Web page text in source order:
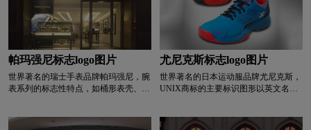
M字母酒店logo设计 奶logo设计
牛奶logo设计 奶茶logo设计 冷冻食品logo设计
奶粉logo设计 N字母酒店logo设计
啤酒logo设计 葡萄酒logo设计
帕玛强尼标志logo图片
世界著名的瑞士手表品牌帕玛强尼，腕
表系列的标志性特点，如桶形表壳、水
心设计和融合，共同打造完美风格 新
尤尼克斯标志logo图片
世界著名的日本运动服品牌尤尼克斯，
UNIX商标的主要标识图形以英文名称
毛球拍的抽象图形。 商标图形体现羽